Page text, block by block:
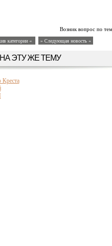
Возник вопрос по
категории « » Следующая новость »
ЭТУ ЖЕ ТЕМУ